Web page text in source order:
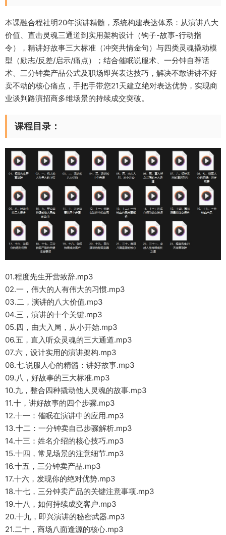
本课融合程社明20年演讲精髓，系统构建表达体系：从演讲八大
价值、直击灵魂三通道到实用架构设计（钩子-故事-行动指
令），精讲好故事三大标准（冲突共情金句）与四类灵魂撬动模
型（励志/反差/启示/痛点）；结合催眠说服术、一分钟自荐话
术、三分钟卖产品公式及职场即兴表达技巧，解决不敢讲讲不好
卖不动的核心痛点，手把手带您21天建立绝对表达优势，实现商
业谈判路演招商多维场景的持续成交突破。
课程目录：
01.程度先生开营致辞.mp3
02.一，伟大的人有伟大的习惯.mp3
03.二，演讲的八大价值.mp3
04.三，演讲的十个关键.mp3
05.四，由大入局，从小开始.mp3
06.五，直入听众灵魂的三大通道.mp3
07.六，设计实用的演讲架构.mp3
08.七.说服人心的精髓：讲好故事.mp3
09.八，好故事的三大标准.mp3
10.九，整合四种撬动他人灵魂的故事.mp3
11.十，讲好故事的四个步骤.mp3
12.十一：催眠在演讲中的应用.mp3
13.十二：一分钟卖自己步骤解析.mp3
14.十三：姓名介绍的核心技巧.mp3
15.十四，常见场景的注意细节.mp3
16.十五，三分钟卖产品.mp3
17.十六，发现你的绝对优势.mp3
18.十七，三分钟卖产品的关键注意事项.mp3
19.十八，如何持续成交客户.mp3
20.十九，即兴演讲的秘密武器.mp3
21.二十，商场八面逢源的核心.mp3